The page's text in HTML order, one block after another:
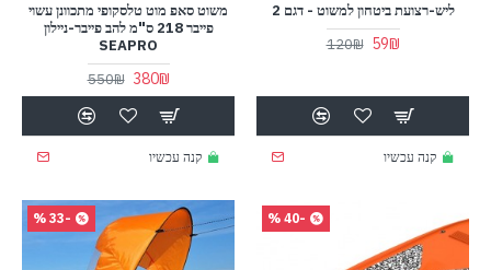
ליש-רצועת ביטחון למשוט - דגם 2
59₪
120₪
קנה עכשיו
משוט סאפ מוט טלסקופי מתכוונן עשוי
פייבר 218 ס"מ להב פייבר-ניילון
SEAPRO
380₪
550₪
קנה עכשיו
-40 %
-33 %